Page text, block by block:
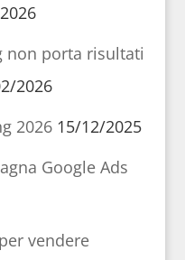
non porta risultati
2026
2026 15/12/2025
Google Ads
vendere